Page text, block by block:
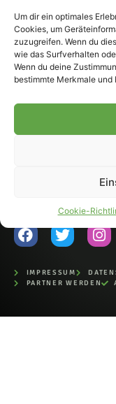
Um dir ein optimales
Cookies, um
zuzugreifen. Wenn du
wie das Surfverhalten
Wenn du deine
bestimmte Merkmale
Cookie-
© 2007-2026 Fohlen-
– Alle rechte
Fohlen-Hautnah.de ist
offiziell eingetragenes
bei der Deutschen
Nationalbibliothek
auszugsweise, nur mit
IMPRESSUM
PARTNER WERDEN